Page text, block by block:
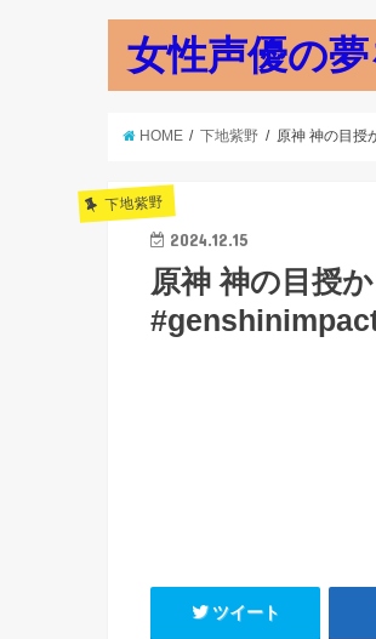
女性声優の
HOME 下地紫野 原神 神の目授
下地紫野
2024.12.15
原神 神の目授
ツイート